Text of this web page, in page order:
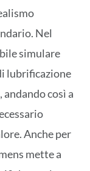
Nel
simulare
lubrificazione
così a
Anche per
mette a